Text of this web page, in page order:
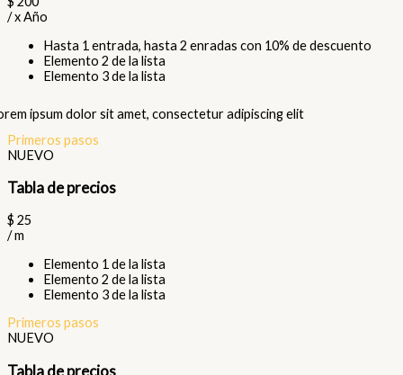
/x Año
Hasta 1 entrada, hasta 2 enradas con 10% de descuento
Elemento 2 de la lista
Elemento 3 de la lista
ipsum dolor sit amet, consectetur adipiscing elit
Primeros pasos
NUEVO
Tabla de precios
$ 25
/m
Elemento 1 de la lista
Elemento 2 de la lista
Elemento 3 de la lista
Primeros pasos
NUEVO
Tabla de precios